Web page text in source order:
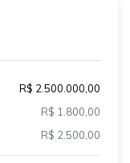
R$ 2.500.000,00
R$ 1.800,00
R$ 2.500,00